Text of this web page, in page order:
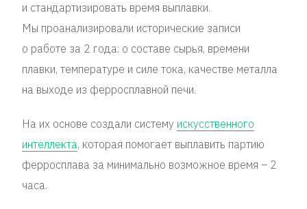
и стандартизировать время выплавки.
Мы проанализировали исторические записи
о работе за 2 года: о составе сырья, времени
плавки, температуре и силе тока, качестве металла
на выходе из ферросплавной печи.
На их основе создали систему искусственного
интеллекта, которая помогает выплавить партию
ферросплава за минимально возможное время – 2
часа.